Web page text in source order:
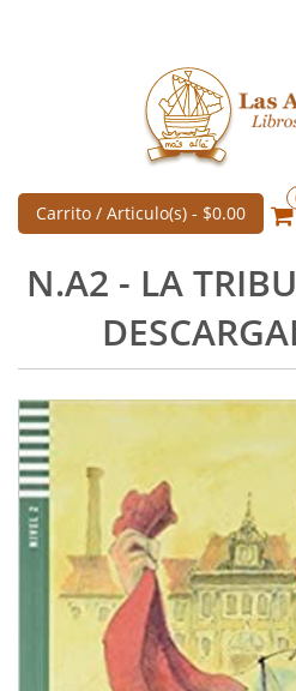
Carrito / Articulo(s) - $0.00
N.A2 - LA